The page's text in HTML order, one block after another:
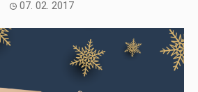
07. 02. 2017